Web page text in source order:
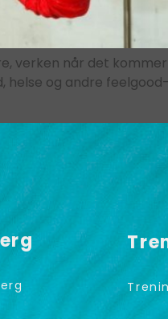
verken når det
og andre